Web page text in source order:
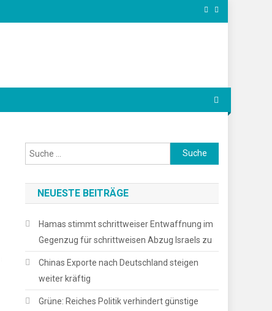
Suche
nach:
NEUESTE BEITRÄGE
Hamas stimmt schrittweiser Entwaffnung im
Gegenzug für schrittweisen Abzug Israels zu
Chinas Exporte nach Deutschland steigen
weiter kräftig
Grüne: Reiches Politik verhindert günstige